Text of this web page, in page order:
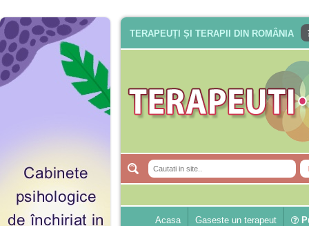
TERAPEUȚI ȘI TERAPII DIN ROMÂNIA
Acasa Gaseste un terapeut